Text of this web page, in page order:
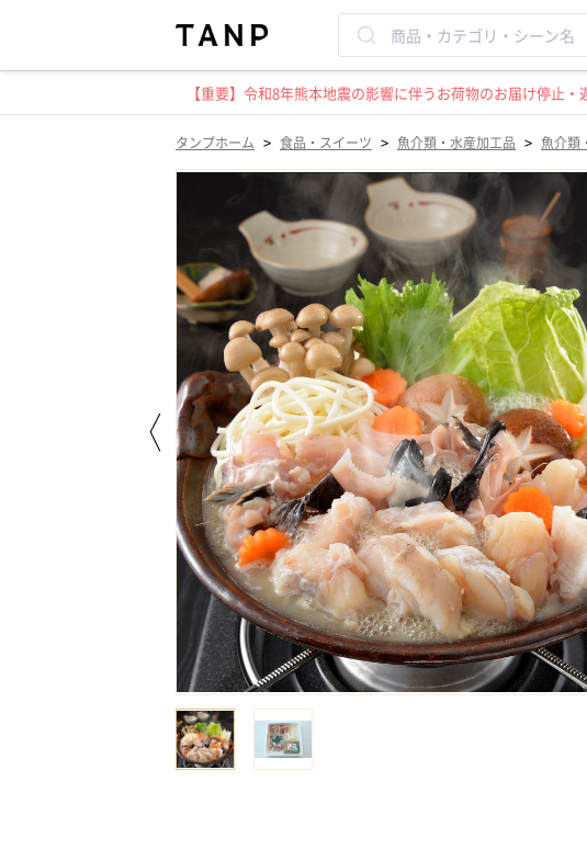
【重要】令和8年熊本地震の影響に伴うお荷物のお届け停止・
タンプホーム > 食品・スイーツ > 魚介類・水産加工品 > 魚介類